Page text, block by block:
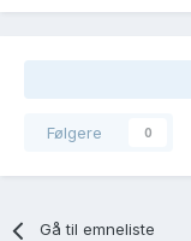
Følgere 0
Gå til emneliste